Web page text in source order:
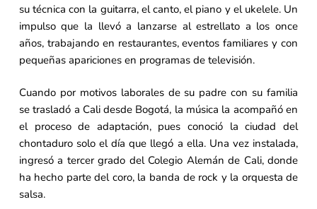
su técnica con la guitarra, el canto, el piano y el ukelele. Un
impulso que la llevó a lanzarse al estrellato a los once
años, trabajando en restaurantes, eventos familiares y con
pequeñas apariciones en programas de televisión.
Cuando por motivos laborales de su padre con su familia
se trasladó a Cali desde Bogotá, la música la acompañó en
el proceso de adaptación, pues conoció la ciudad del
chontaduro solo el día que llegó a ella. Una vez instalada,
ingresó a tercer grado del Colegio Alemán de Cali, donde
ha hecho parte del coro, la banda de rock y la orquesta de
salsa.